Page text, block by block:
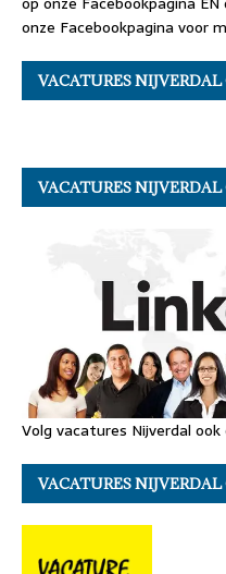
onze Facebookpagina voor
VACATURES
VACATURES
Volg vacatures Nijverdal ook
VACATURES